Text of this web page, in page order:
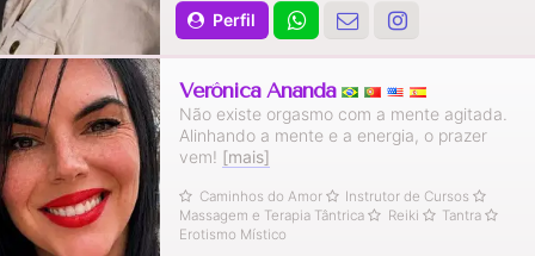
Perfil
Verônica Ananda
Não existe orgasmo com a mente agitada.
Alinhando a mente e a energia, o prazer
vem! [mais]
Caminhos do Amor
Instrutor de Cursos
Massagem e Terapia Tântrica
Reiki
Tantra
Erotismo Místico